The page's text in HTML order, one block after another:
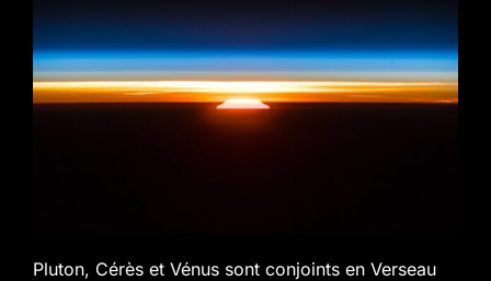
Pluton, Cérès et Vénus sont conjoints en Verseau